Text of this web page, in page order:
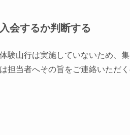
入会するか判断する
体験山行は実施していないため、
は担当者へその旨をご連絡いただ